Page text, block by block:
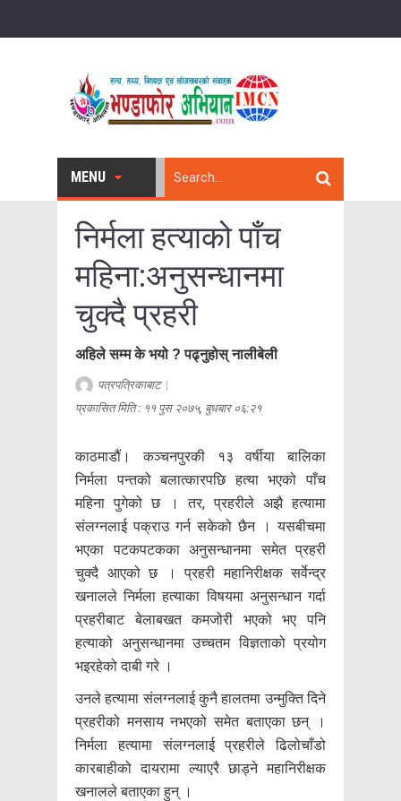
MENU
निर्मला हत्याको पाँच
महिना:अनुसन्धानमा
चुक्दै प्रहरी
अहिले सम्म के भयो ? पढ्नुहोस् नालीबेली
पत्रपत्रिकाबाट|
प्रकासित मिति : ११ पुस २०७५, बुधबार ०६:२१
काठमाडौं। कञ्चनपुरकी १३ वर्षीया बालिका
निर्मला पन्तको बलात्कारपछि हत्या भएको पाँच
महिना पुगेको छ । तर, प्रहरीले अझै हत्यामा
संलग्नलाई पक्राउ गर्न सकेको छैन । यसबीचमा
भएका पटकपटकका अनुसन्धानमा समेत प्रहरी
चुक्दै आएको छ । प्रहरी महानिरीक्षक सर्वेन्द्र
खनालले निर्मला हत्याका विषयमा अनुसन्धान गर्दा
प्रहरीबाट बेलाबखत कमजोरी भएको भए पनि
हत्याको अनुसन्धानमा उच्चतम विज्ञताको प्रयोग
भइरहेको दाबी गरे ।
उनले हत्यामा संलग्नलाई कुनै हालतमा उन्मुक्ति दिने
प्रहरीको मनसाय नभएको समेत बताएका छन् ।
निर्मला हत्यामा संलग्नलाई प्रहरीले ढिलोचाँडो
कारबाहीको दायरामा ल्याएरै छाड्ने महानिरीक्षक
खनालले बताएका हुन् ।